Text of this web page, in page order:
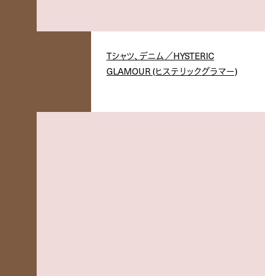
Tシャツ、デニム／HYSTERIC
GLAMOUR (ヒステリックグラマー)